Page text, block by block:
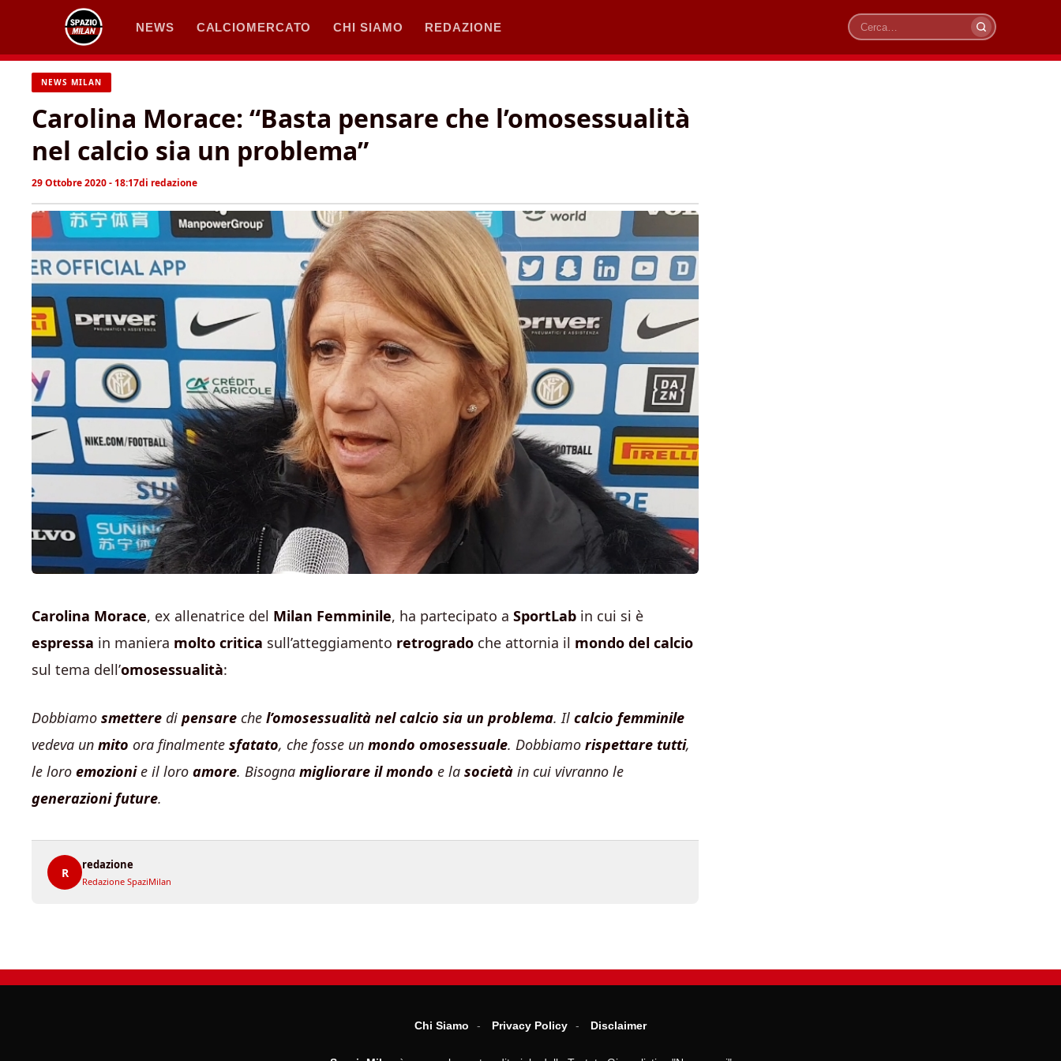
contenuto
NEWS CALCIOMERCATO CHI SIAMO REDAZIONE
Cerca
NEWS MILAN
Carolina Morace: “Basta pensare che l’omosessualità
nel calcio sia un problema”
29 Ottobre 2020 - 18:17di redazione
Carolina Morace, ex allenatrice del Milan Femminile, ha partecipato a SportLab in cui si è
espressa in maniera molto critica sull’atteggiamento retrogrado che attornia il mondo del calcio
sul tema dell’omosessualità:
Dobbiamo smettere di pensare che l’omosessualità nel calcio sia un problema. Il calcio femminile
vedeva un mito ora finalmente sfatato, che fosse un mondo omosessuale. Dobbiamo rispettare tutti,
le loro emozionie il loro amore. Bisogna migliorare il mondo e la società in cui vivranno le
generazioni future.
R
redazione
Redazione SpaziMilan
Chi Siamo Privacy Policy Disclaimer